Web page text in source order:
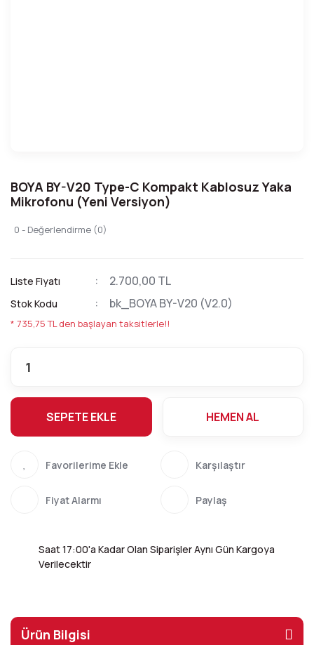
BOYA BY-V20 Type-C Kompakt Kablosuz Yaka
Mikrofonu (Yeni Versiyon)
0 - Değerlendirme (0)
Liste Fiyatı 2.700,00 TL
Stok Kodu bk_BOYA BY-V20 (V2.0)
* 735,75 TL den başlayan taksitlerle!!
SEPETE EKLE HEMEN AL
Karşılaştır
Fiyat Alarmı Paylaş
Saat 17:00'a Kadar Olan Siparişler Aynı Gün Kargoya
Verilecektir
Ürün Bilgisi